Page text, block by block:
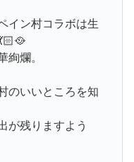
イン村コラボは生
絢爛。
のいいところを知
が残りますよう